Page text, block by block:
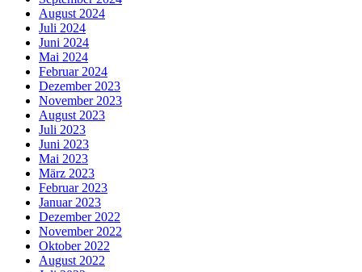
August 2024
Juli 2024
Juni 2024
Mai 2024
Februar 2024
Dezember 2023
November 2023
August 2023
Juli 2023
Juni 2023
Mai 2023
März 2023
Februar 2023
Januar 2023
Dezember 2022
November 2022
Oktober 2022
August 2022